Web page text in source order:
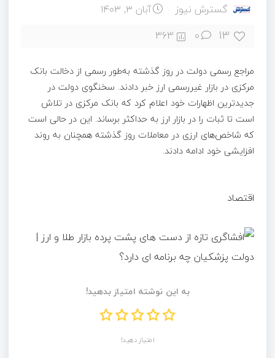
گسترش نیوز آبان ۳, ۱۴۰۳
13
0
363
مراجع رسمی دولت در روز گذشته به‌طور رسمی از دخالت بانک
مرکزی در بازار غیررسمی ارز خبر دادند. سخنگوی دولت در
جدیدترین اظهارات خود اعلام کرد که بانک مرکزی در تلاش
است تا ثبات را در بازار ارز به حداکثر برساند. این در حالی است
که شاخص‌های ارزی در معاملات روز گذشته همچنان به روند
افزایشی خود ادامه دادند.
اقتصاد
به این نوشته امتیاز بدهید!
امتیاز دهید!